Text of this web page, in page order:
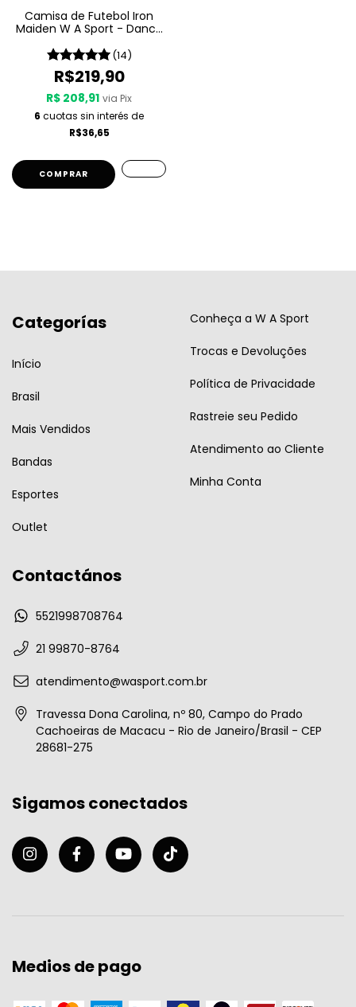
Camisa de Futebol Iron
Maiden W A Sport - Dance
(14)
R$219,90
R$ 208,91 via Pix
6 cuotas sin interés de
R$36,65
COMPRAR
Categorías
Início
Brasil
Mais Vendidos
Bandas
Esportes
Outlet
Conheça a W A Sport
Trocas e Devoluções
Política de Privacidade
Rastreie seu Pedido
Atendimento ao Cliente
Minha Conta
Contactános
5521998708764
21 99870-8764
atendimento@wasport.com.br
Travessa Dona Carolina, nº 80, Campo do Prado
Cachoeiras de Macacu - Rio de Janeiro/Brasil - CEP
28681-275
Sigamos conectados
Medios de pago